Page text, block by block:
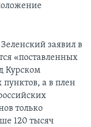
заявил в
«поставленных
Курском
а в плен
только
120 тысяч